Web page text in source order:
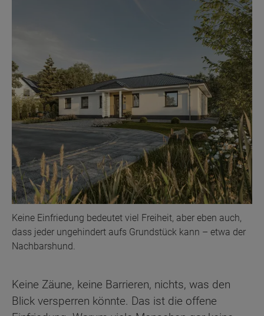
Keine Einfriedung bedeutet viel Freiheit, aber eben auch,
dass jeder ungehindert aufs Grundstück kann – etwa der
Nachbarshund.
Keine Zäune, keine Barrieren, nichts, was den
Blick versperren könnte. Das ist die offene